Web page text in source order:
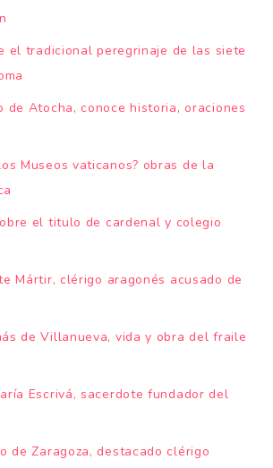
el tradicional peregrinaje de las siete
de Atocha, conoce historia, oraciones
Museos vaticanos? obras de la
el titulo de cardenal y colegio
Mártir, clérigo aragonés acusado de
de Villanueva, vida y obra del fraile
Escrivá, sacerdote fundador del
de Zaragoza, destacado clérigo